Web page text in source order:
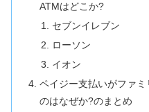
ATMはどこか?
セブンイレブン
ローソン
イオン
ペイジー支払いがファ
のはなぜか?のまとめ